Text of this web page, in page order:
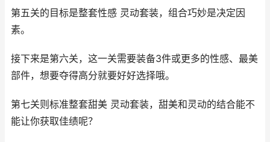
第五关的目标是整套性感 灵动套装，组合巧妙是决定因
素。
接下来是第六关，这一关需要装备3件或更多的性感、最美
部件，想要夺得高分就要好好选择哦。
第七关则标准整套甜美 灵动套装，甜美和灵动的结合能不
能让你获取佳绩呢？